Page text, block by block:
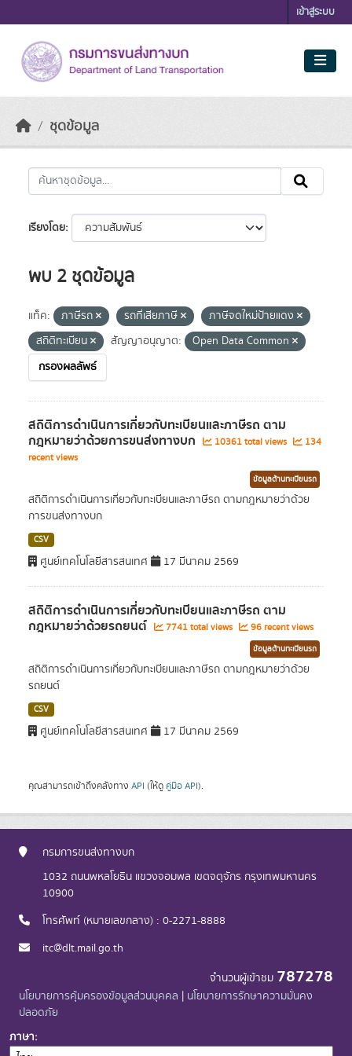
เข้าสู่ระบบ
ชุดข้อมูล
เรียงโดย
พบ 2 ชุดข้อมูล
แท็ค: ภาษีรถ รถที่เสียภาษี
ภาษีจดใหม่ป้ายแดง
สถิติทะเบียน
สัญญาอนุญาต:
Open Data Common
กรองผลลัพธ์
สถิติการดำเนินการเกี่ยวกับทะเบียนและภาษีรถ ตาม
กฎหมายว่าด้วยการขนส่งทางบก 10361 total views
134
recent views
ข้อมูลด้านทะเบียนรถ
สถิติการดำเนินการเกี่ยวกับทะเบียนและภาษีรถ ตามกฎหมายว่าด้วย
การขนส่งทางบก
CSV
ศูนย์เทคโนโลยีสารสนเทศ 17 มีนาคม 2569
สถิติการดำเนินการเกี่ยวกับทะเบียนและภาษีรถ ตาม
กฎหมายว่าด้วยรถยนต์ 7741 total views 96 recent views
ข้อมูลด้านทะเบียนรถ
สถิติการดำเนินการเกี่ยวกับทะเบียนและภาษีรถ ตามกฎหมายว่าด้วย
รถยนต์
CSV
ศูนย์เทคโนโลยีสารสนเทศ 17 มีนาคม 2569
คุณสามารถเข้าถึงคลังทาง API (ให้ดู คู่มือ API).
กรมการขนส่งทางบก
1032 ถนนพหลโยธิน แขวงจอมพล เขตจตุจักร กรุงเทพมหานคร
10900
โทรศัพท์ (หมายเลขกลาง) : 0-2271-8888
itc@dlt.mail.go.th
จำนวนผู้เข้าชม 787278
นโยบายการคุ้มครองข้อมูลส่วนบุคคล | นโยบายการรักษาความมั่นคง
ปลอดภัย
ภาษา